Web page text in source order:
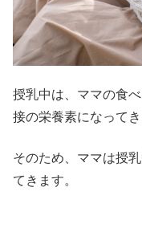
授乳中は、ママの食
接の栄養素になってき
そのため、ママは授
てきます。